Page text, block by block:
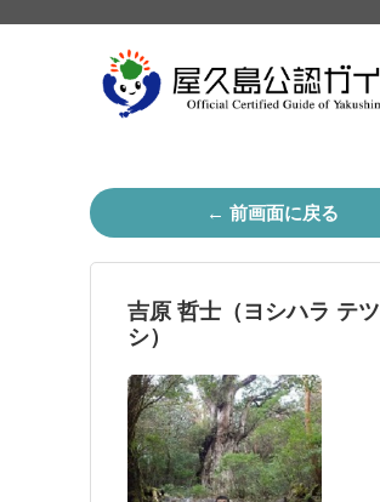
← 前画面に戻る
吉原 哲士（ヨシハラ テツ
シ）